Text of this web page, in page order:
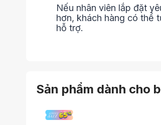
Nếu nhân viên lắp đặt
hơn, khách hàng có thể
hỗ trợ.
Sản phẩm dành cho